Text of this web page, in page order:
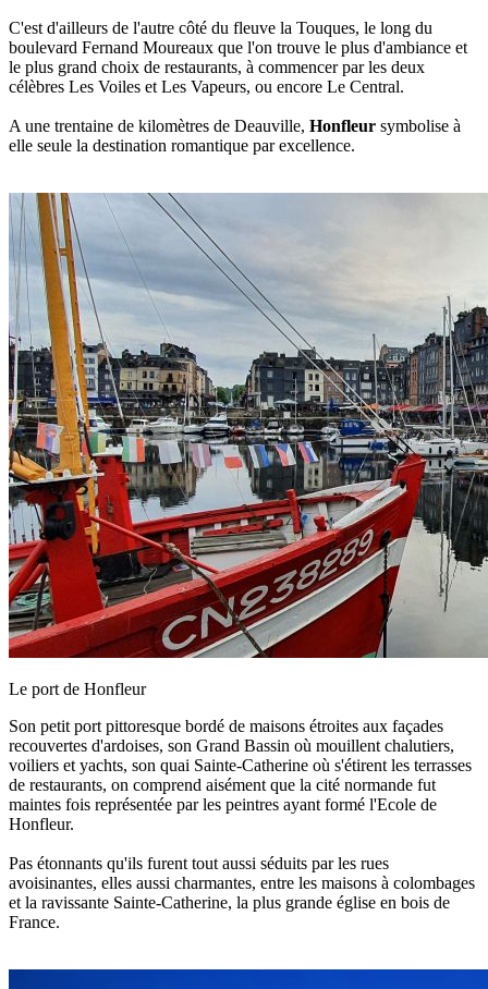
C'est d'ailleurs de l'autre côté du fleuve la Touques, le long du
boulevard Fernand Moureaux que l'on trouve le plus d'ambiance et
le plus grand choix de restaurants, à commencer par les deux
célèbres Les Voiles et Les Vapeurs, ou encore Le Central.
A une trentaine de kilomètres de Deauville, Honfleur symbolise à
elle seule la destination romantique par excellence.
Le port de Honfleur
Son petit port pittoresque bordé de maisons étroites aux façades
recouvertes d'ardoises, son Grand Bassin où mouillent chalutiers,
voiliers et yachts, son quai Sainte-Catherine où s'étirent les terrasses
de restaurants, on comprend aisément que la cité normande fut
maintes fois représentée par les peintres ayant formé l'Ecole de
Honfleur.
Pas étonnants qu'ils furent tout aussi séduits par les rues
avoisinantes, elles aussi charmantes, entre les maisons à colombages
et la ravissante Sainte-Catherine, la plus grande église en bois de
France.